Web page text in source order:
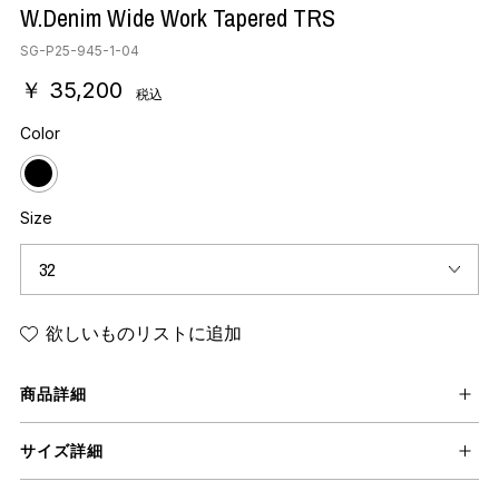
W.Denim Wide Work Tapered TRS
SG-P25-945-1-04
￥ 35,200 税込
Color
Size
欲しいものリストに追加
商品詳細
サイズ詳細